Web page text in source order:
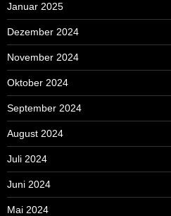
Januar 2025
Dezember 2024
November 2024
Oktober 2024
September 2024
August 2024
Juli 2024
Juni 2024
Mai 2024